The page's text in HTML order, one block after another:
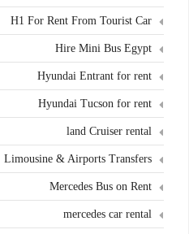
H1 For Rent From Tourist Car
Hire Mini Bus Egypt
Hyundai Entrant for rent
Hyundai Tucson for rent
land Cruiser rental
Limousine & Airports Transfers
Mercedes Bus on Rent
mercedes car rental